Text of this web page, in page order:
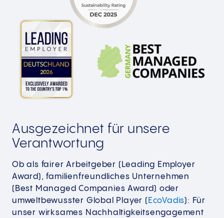
Ausgezeichnet für unsere
Verantwortung
Ob als fairer Arbeitgeber (Leading Employer
Award), familienfreundliches Unternehmen
(Best Managed Companies Award) oder
umweltbewusster Global Player (EcoVadis): Für
unser wirksames Nachhaltigkeitsengagement